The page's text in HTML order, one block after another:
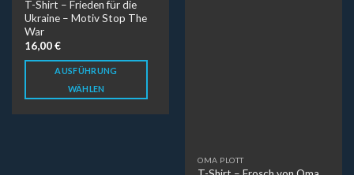
T-Shirt – Fun in the Sun
18,00€
AUSFÜHRUNG
WÄHLEN